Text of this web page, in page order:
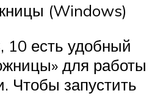
(Windows)
есть удобный
для работы
Чтобы запустить